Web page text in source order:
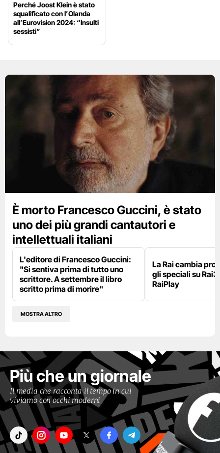
Perché Joost Klein è stato
squalificato con l’Olanda
all’Eurovision 2024: “Insulti
sessisti”
È morto Francesco Guccini, è stato
uno dei più grandi cantautori e
intellettuali italiani
L'editore di Francesco Guccini:
"Si sentiva prima di tutto uno
scrittore. A settembre il libro
scritto prima di morire"
La Rai cambia
gli speciali su
RaiPlay
MOSTRA ALTRO
Più che un giornale
Il media che racconta il tempo in cui
viviamo con occhi moderni